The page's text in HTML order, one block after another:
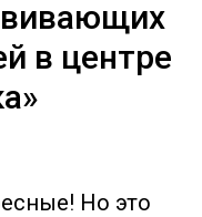
в центре
Но это